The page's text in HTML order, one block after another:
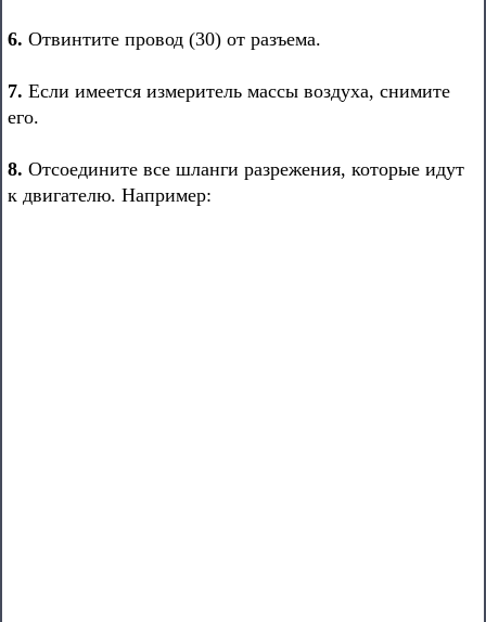
6. Отвинтите провод (30) от разъема.
7. Если имеется измеритель массы воздуха, снимите
его.
8. Отсоедините все шланги разрежения, которые идут
к двигателю. Например: